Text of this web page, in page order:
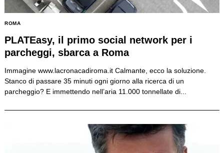
ROMA
PLATEasy, il primo social network per i
parcheggi, sbarca a Roma
Immagine www.lacronacadiroma.it Calmante, ecco la soluzione.
Stanco di passare 35 minuti ogni giorno alla ricerca di un
parcheggio? E immettendo nell’aria 11.000 tonnellate di...